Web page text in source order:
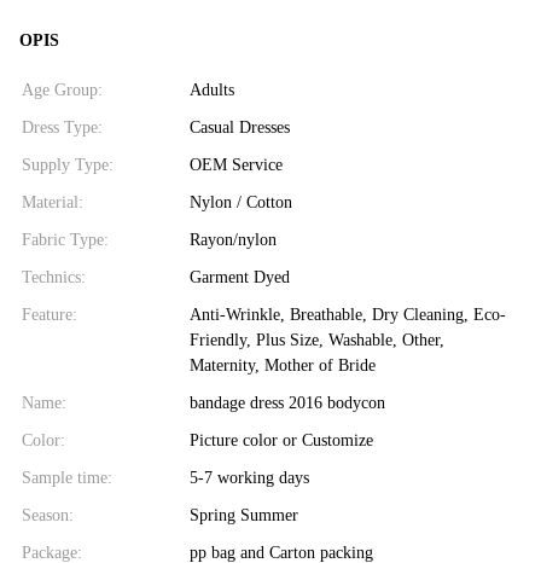
OPIS
Age Group: Adults
Dress Type: Casual Dresses
Supply Type: OEM Service
Material: Nylon / Cotton
Fabric Type: Rayon/nylon
Technics: Garment Dyed
Feature:
Anti-Wrinkle, Breathable, Dry Cleaning, Eco-
Friendly, Plus Size, Washable, Other,
Maternity, Mother of Bride
Name: bandage dress 2016 bodycon
Color: Picture color or Customize
Sample time: 5-7 working days
Season: Spring Summer
Package: pp bag and Carton packing